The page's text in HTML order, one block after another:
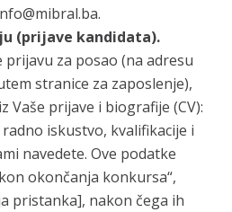
(prijave kandidata).
za posao (na adresu
stranice za zaposlenje),
Vaše prijave i biografije (CV):
iskustvo, kvalifikacije i
navedete. Ove podatke
okončanja konkursa“,
pristanka], nakon čega ih